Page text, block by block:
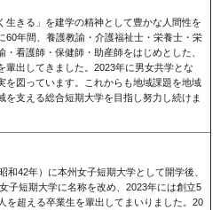
生きる」を建学の精神として豊かな人間性を
60年間、養護教諭・介護福祉士・栄養士・栄
看護師・保健師・助産師をはじめとした、
輩出してきました。2023年に男女共学とな
を図っています。これからも地域課題を地域
を支える総合短期大学を目指し努力し続けま
和42年）に本州女子短期大学として開学後、
子短期大学に名称を改め、2023年には創立5
を超える卒業生を輩出してまいりました。20